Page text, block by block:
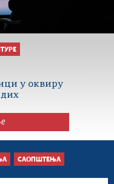
у оквиру
САОПШТЕЊА